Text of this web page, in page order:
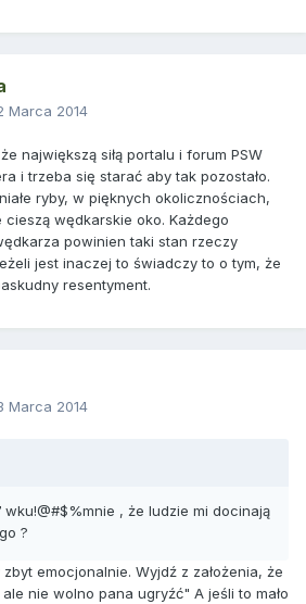
Marca 2014
największą siłą portalu i forum PSW
i trzeba się starać aby tak pozostało.
ryby, w pięknych okolicznościach,
wędkarskie oko. Każdego
powinien taki stan rzeczy
jest inaczej to świadczy to o tym, że
resentyment.
Marca 2014
wku!@#$%mnie , że ludzie mi docinają
?
emocjonalnie. Wyjdź z założenia, że
nie wolno pana ugryźć" A jeśli to mało